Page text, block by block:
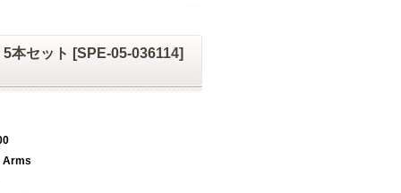
本セット [SPE-05-036114]
Arms